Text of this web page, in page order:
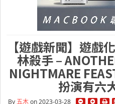
【遊戲新聞】遊戲
林殺手 –
NIGHTMARE
扮演有六
By五木on 2023-03-28